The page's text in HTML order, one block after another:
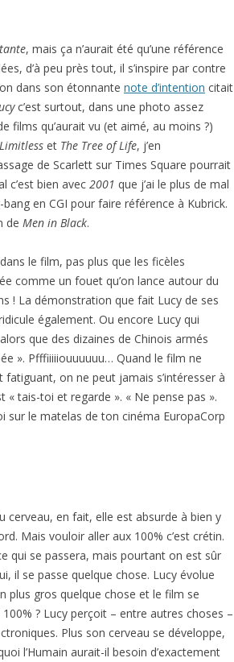
, mais ça n’aurait été qu’une référence
d’à peu près tout, il s’inspire par contre
dans son étonnante note d’intention citait
c’est surtout, dans une photo assez
films qu’aurait vu (et aimé, au moins ?)
Limitless et The Tree of Life, j’en
de Scarlett sur Times Square pourrait
c’est bien avec 2001 que j’ai le plus de mal
en CGI pour faire référence à Kubrick.
de Men in Black.
le film, pas plus que les ficèles
comme un fouet qu’on lance autour du
! La démonstration que fait Lucy de ses
également. Ou encore Lucy qui
que des dizaines de Chinois armés
». Pfffiiiiiouuuuuu… Quand le film ne
on ne peut jamais s’intéresser à
« tais-toi et regarde ». « Ne pense pas ».
le matelas de ton cinéma EuropaCorp
cerveau, en fait, elle est absurde à bien y
Mais vouloir aller aux 100% c’est crétin.
qui se passera, mais pourtant on est sûr
il se passe quelque chose. Lucy évolue
plus gros quelque chose et le film se
? Lucy perçoit – entre autres choses –
Plus son cerveau se développe,
l’Humain aurait-il besoin d’exactement